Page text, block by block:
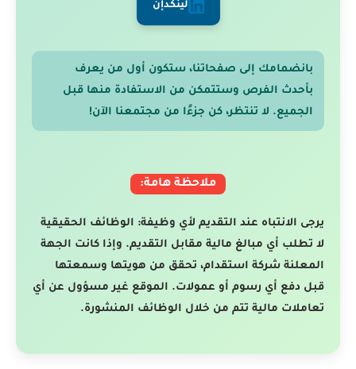
لينكدإن
بانضمامك إلى صفحاتنا، ستكون أول من يعرف
بأحدث الفرص وستتمكن من الاستفادة منها قبل
الجميع. لا تنتظر، كن جزءًا من مجتمعنا الآن!
ملاحظة هامة:
يرجى الانتباه عند التقديم لأي وظيفة: الوظائف الحقيقية
لا تطلب أي مبالغ مالية مقابل التقديم. وإذا كانت الجهة
المعلنة شركة استقدام، تحقق من هويتها وسمعتها
قبل دفع أي رسوم أو عمولات. الموقع غير مسؤول عن أي
تعاملات مالية تتم من خلال الوظائف المنشورة.